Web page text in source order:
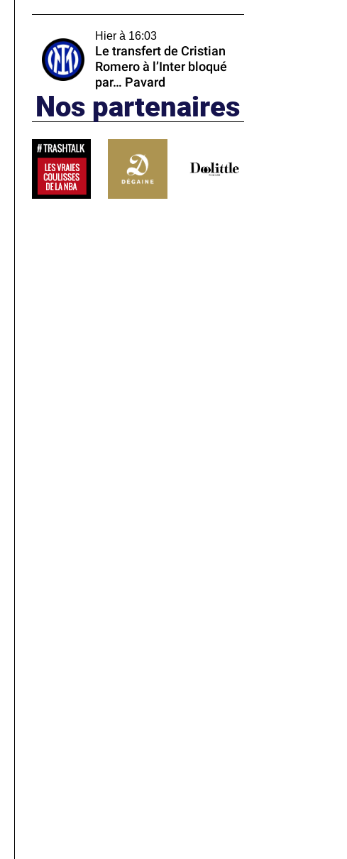
Hier à 16:03
Le transfert de Cristian
Romero à l’Inter bloqué
par… Pavard
Nos partenaires